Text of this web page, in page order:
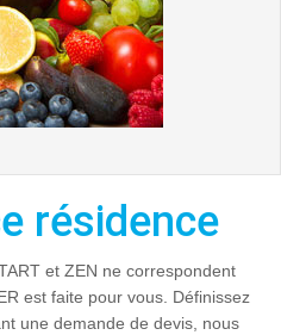
résidence
et ZEN ne correspondent
est faite pour vous. Définissez
une demande de devis, nous